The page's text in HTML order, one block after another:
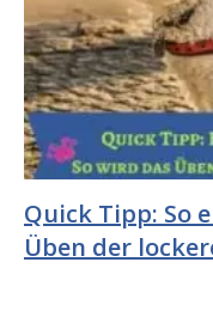
Quick Tipp: So
Üben der